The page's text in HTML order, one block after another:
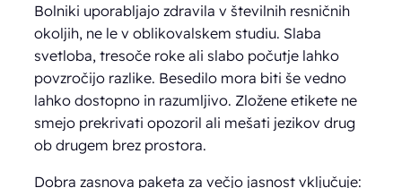
Bolniki uporabljajo zdravila v številnih resničnih
okoljih, ne le v oblikovalskem studiu. Slaba
svetloba, tresoče roke ali slabo počutje lahko
povzročijo razlike. Besedilo mora biti še vedno
lahko dostopno in razumljivo. Zložene etikete ne
smejo prekrivati opozoril ali mešati jezikov drug
ob drugem brez prostora.
Dobra zasnova paketa za večjo jasnost vključuje: